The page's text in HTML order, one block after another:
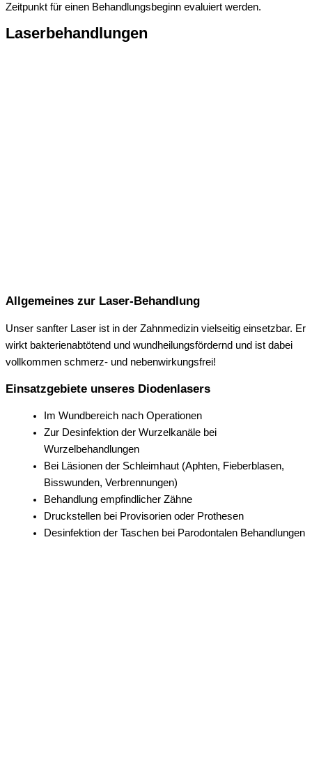
Zeitpunkt für einen Behandlungsbeginn evaluiert werden.
Laserbehandlungen
Allgemeines zur Laser-Behandlung
Unser sanfter Laser ist in der Zahnmedizin vielseitig einsetzbar. Er
wirkt bakterienabtötend und wundheilungsfördernd und ist dabei
vollkommen schmerz- und nebenwirkungsfrei!
Einsatzgebiete unseres Diodenlasers
Im Wundbereich nach Operationen
Zur Desinfektion der Wurzelkanäle bei
Wurzelbehandlungen
Bei Läsionen der Schleimhaut (Aphten, Fieberblasen,
Bisswunden, Verbrennungen)
Behandlung empfindlicher Zähne
Druckstellen bei Provisorien oder Prothesen
Desinfektion der Taschen bei Parodontalen Behandlungen